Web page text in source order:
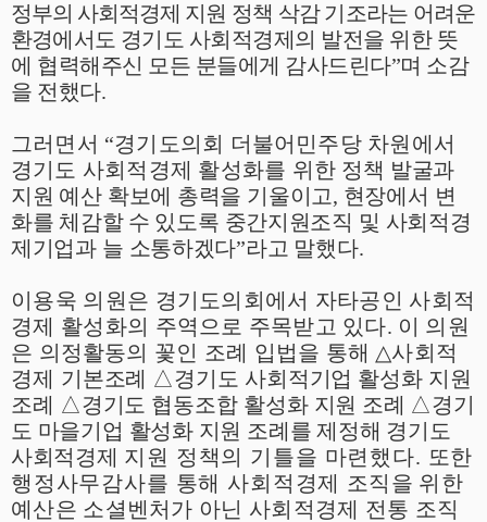
정부의 사회적경제 지원 정책 삭감 기조라는 어려운
환경에서도 경기도 사회적경제의 발전을 위한 뜻
에 협력해주신 모든 분들에게 감사드린다”며 소감
을 전했다.
그러면서 “경기도의회 더불어민주당 차원에서
경기도 사회적경제 활성화를 위한 정책 발굴과
지원 예산 확보에 총력을 기울이고, 현장에서 변
화를 체감할 수 있도록 중간지원조직 및 사회적경
제기업과 늘 소통하겠다”라고 말했다.
이용욱 의원은 경기도의회에서 자타공인 사회적
경제 활성화의 주역으로 주목받고 있다. 이 의원
은 의정활동의 꽃인 조례 입법을 통해 △사회적
경제 기본조례 △경기도 사회적기업 활성화 지원
조례
△경기도 협동조합 활성화 지원 조례 △경기
도 마을기업 활성화 지원 조례를 제정해 경기도
사회적경제 지원 정책의 기틀을 마련했다. 또한
행정사무감사를 통해 사회적경제 조직을 위한
예산은 소셜벤처가 아닌 사회적경제 전통 조직